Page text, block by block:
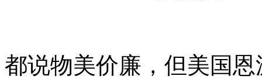
都说物美价廉，但美国